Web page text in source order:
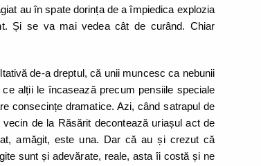
au în spate dorința de a împiedica explozia
Și se va mai vedea cât de curând. Chiar
de-a dreptul, că unii muncesc ca nebunii
alții le încasează precum pensiile speciale
consecințe dramatice. Azi, când satrapul de
de la Răsărit decontează uriașul act de
amăgit, este una. Dar că au și crezut că
sunt și adevărate, reale, asta îi costă și ne